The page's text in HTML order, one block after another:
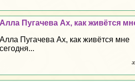
Алла Пугачева Ах, как живётся
Алла Пугачева Ах, как живётся мне
сегодня...